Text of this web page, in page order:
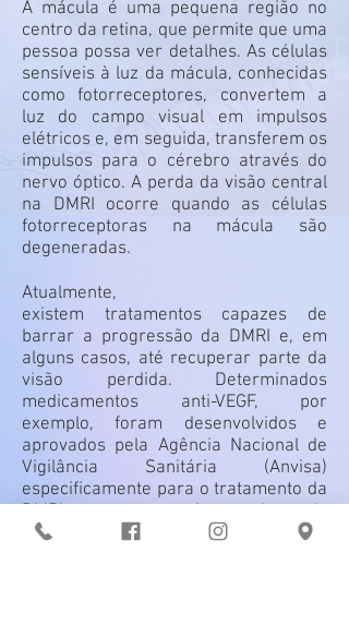
A mácula é uma pequena região no
centro da retina, que permite que uma
pessoa possa ver detalhes. As células
sensíveis à luz da mácula, conhecidas
como fotorreceptores, convertem a
luz do campo visual em impulsos
elétricos e, em seguida, transferem os
impulsos para o cérebro através do
nervo óptico. A perda da visão central
na DMRI ocorre quando as células
fotorreceptoras na mácula são
degeneradas.
Atualmente,
existem tratamentos capazes de
barrar a progressão da DMRI e, em
alguns casos, até recuperar parte da
visão perdida. Determinados
medicamentos anti-VEGF, por
exemplo, foram desenvolvidos e
aprovados pela Agência Nacional de
Vigilância Sanitária (Anvisa)
especificamente para o tratamento da
oferecem segurança e eficácia aos